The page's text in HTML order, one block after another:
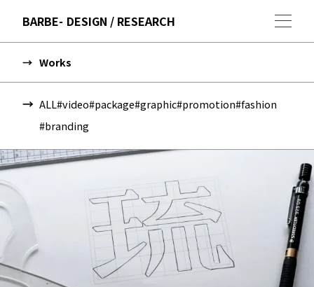
BARBE DESIGN / RESEARCH
Works
ALL#video#package#graphic#promotion#fashion
#branding